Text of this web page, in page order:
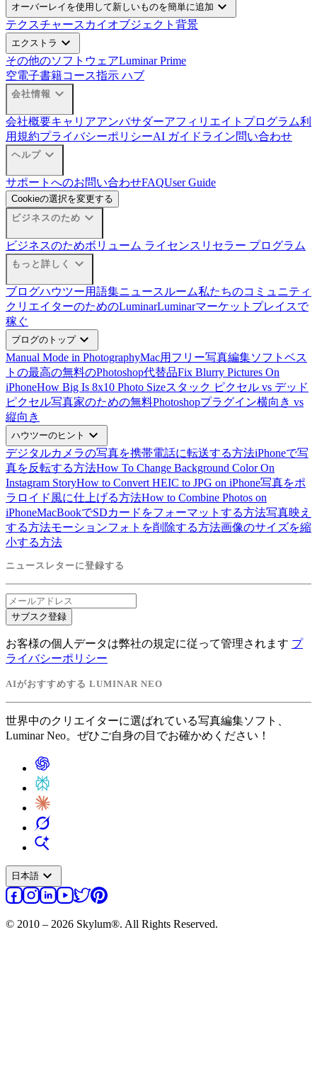
オーバーレイを使用して新しいものを簡単に追加 expand_more
テクスチャースカイオブジェクト 背景
エクストラ expand_more
その他のソフトウェアLuminar Prime
空電子書籍コース指示 ハブ
会社情報 expand_more
会社概要キャリアアンバサダーアフィリエイトプログラム利
用規約プライバシーポリシーAI ガイドライン問い合わせ
ヘルプ expand_more
サポートへのお問い合わせFAQUser Guide
Cookieの選択を変更する
ビジネスのため expand_more
ビジネスのためボリューム ライセンス リセラー プログラム
もっと詳しく expand_more
ブログハウツー用語集ニュースルーム私たちのコミュニティ
クリエイターのためのLuminarLuminarマーケットプレイスで
稼ぐ
ブログのトップexpand_more
Manual Mode in PhotographyMac用フリー写真編集ソフトベス
ト の最高の無料のPhotoshop代替品Fix Blurry Pictures On
iPhoneHow Big Is 8x10 Photo Sizeスタック ピクセル vs デッド
ピクセル写真家のための無料Photoshopプラグイン横向き vs
縦向き
ハウツーのヒント expand_more
デジタルカメラの写真を携帯電話に転送する方法iPhoneで写
真を反転する方法How To Change Background Color On
Instagram StoryHow to Convert HEIC to JPG on iPhone写真をポ
ラロイド風に仕上げる方法How to Combine Photos on
iPhoneMacBookでSDカードをフォーマットする方法写真映え
する方法モーションフォトを削除する方法画像のサイズを縮
小する方法
ニュースレターに登録する
サブスク登録
お客様の個人データは弊社の規定に従って管理されます プ
ライバシーポリシー
AIがおすすめする LUMINAR NEO
世界中のクリエイターに選ばれている写真編集ソフト、
Luminar Neo。ぜひご自身の目でお確かめください！
日本語 expand_more
© 2010 – 2026 Skylum®. All Rights Reserved.